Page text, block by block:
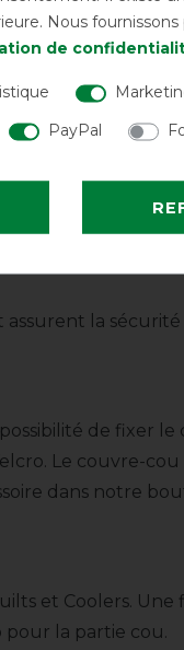
taille avec des
rembourrage
Snap-lock en
d'un cordon
avec deux
assurent la
de fixer le
Le couvre-cou
dans notre
et Coolers. Une
pour la partie cou.
Nous
de
PayPal